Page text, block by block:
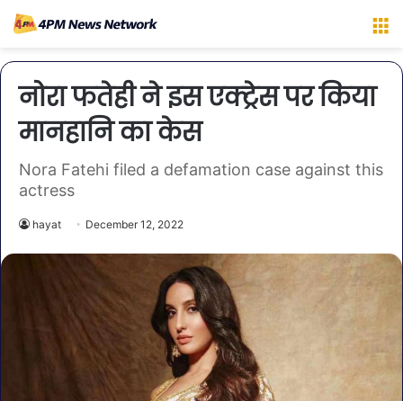
नोरा फतेही ने इस एक्ट्रेस पर किया
मानहानि का केस
Nora Fatehi filed a defamation case against this
actress
hayat December 12, 2022